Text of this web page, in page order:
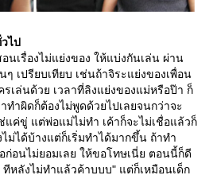
ไป
เรื่องไม่แย่งของ ให้แบ่งกันเล่น ผ่าน
เปรียบเทียบ เช่นถ้าจิระแย่งของเพื่อน
รเล่นด้วย เวลาที่ลิงแย่งของแม่หรือป๊า ก็
ทำผิดก็ต้องไม่พูดด้วยไปเลยจนกว่าจะ
แค่ขู่ แต่พ่อแม่ไม่ทำ เค้าก็จะไม่เชื่อแล้วก็
ม่ได้บ้างแต่ก็เริ่มทำได้มากขึ้น ถ้าทำ
ก่อนไม่ยอมเลย ให้ขอโทษเนี่ย ตอนนี้ก็ดี
หลังไม่ทำแล้วค้าบบบ" แต่ก็เหมือนเด็ก